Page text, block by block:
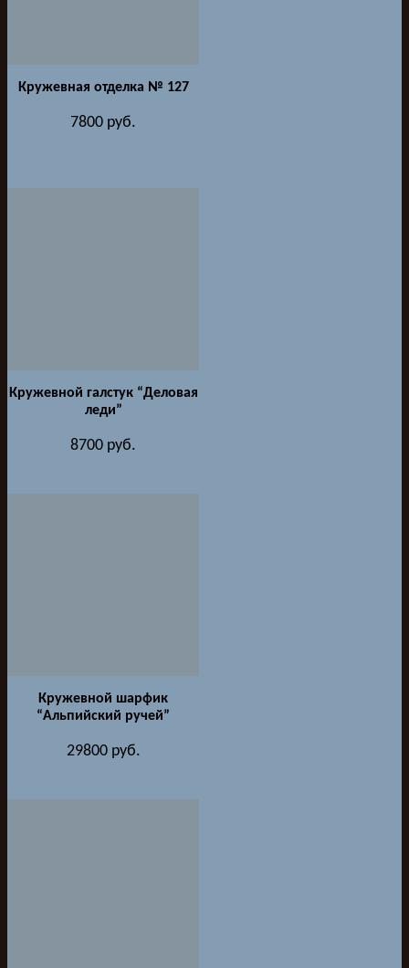
Кружевная отделка № 127
7800 руб.
Кружевной галстук “Деловая
леди”
8700 руб.
Кружевной шарфик
“Альпийский ручей”
29800руб.